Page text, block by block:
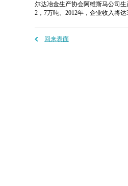
尔达冶金生产协会阿维斯马公司
2，7万吨。2012年，企业收入将
回来表面